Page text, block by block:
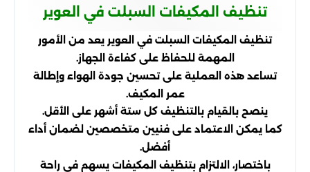
تنظيف المكيفات السبلت في العوير
تنظيف المكيفات السبلت في العوير يعد من الأمور
المهمة للحفاظ على كفاءة الجهاز.
تساعد هذه العملية على تحسين جودة الهواء وإطالة
عمر المكيف.
ينصح بالقيام بالتنظيف كل ستة أشهر على الأقل.
كما يمكن الاعتماد على فنيين متخصصين لضمان أداء
أفضل.
باختصار، الالتزام بتنظيف المكيفات يسهم في راحة